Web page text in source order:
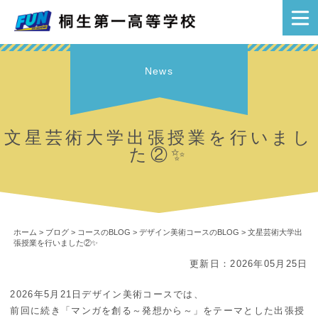
News
文星芸術大学出張授業を行いまし
た②✨
ホーム > ブログ> コースのBLOG > デザイン美術コースのBLOG > 文星芸術大学出
張授業を行いました②✨
更新日：2026年05月25日
2026年5月21日デザイン美術コースでは、
前回に続き「マンガを創る～発想から～」をテーマとした出張授